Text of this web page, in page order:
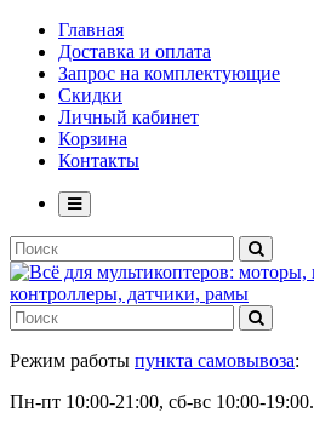
Главная
Доставка и оплата
Запрос на комплектующие
Скидки
Личный кабинет
Корзина
Контакты
Режим работы пункта самовывоза:
Пн-пт 10:00-21:00, сб-вс 10:00-19:00.